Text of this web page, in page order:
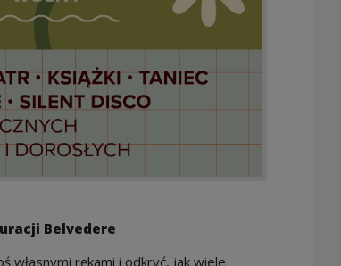
Belvedere
własnymi rękami i odkryć, jak wiele